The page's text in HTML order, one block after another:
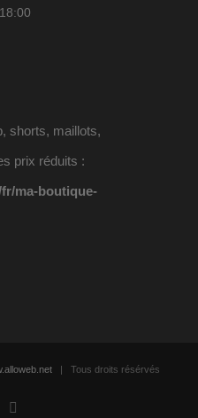
shorts, maillots,
prix réduits :
ma-boutique-
| Tous droits résérvés